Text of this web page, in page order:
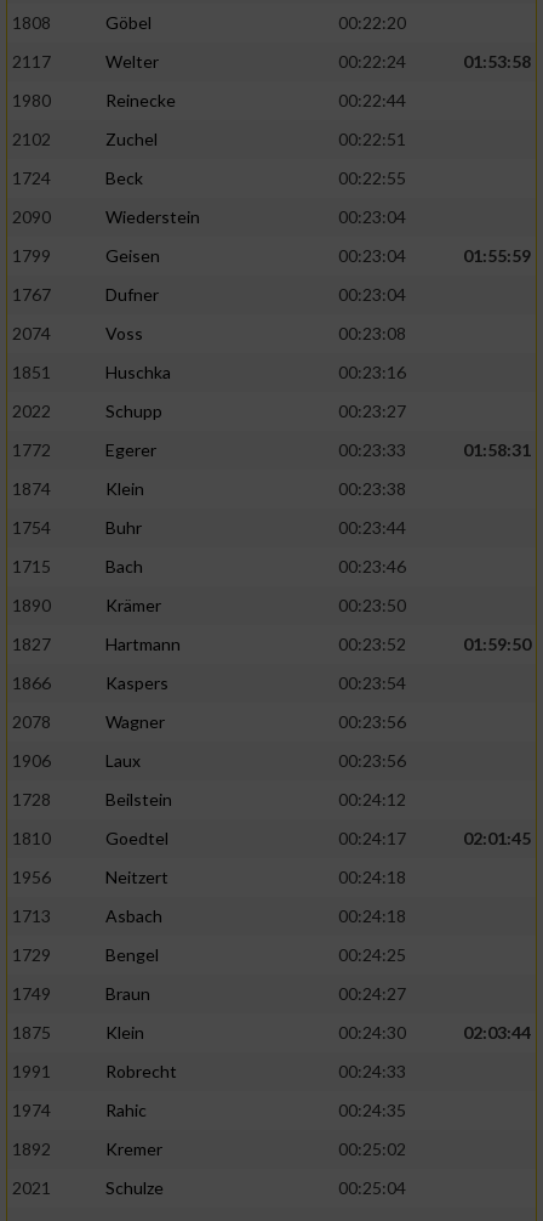
1808
Göbel
00:22:20
2117
Welter 00:22:24
01:53:58
1980
Reinecke
00:22:44
2102
Zuchel
00:22:51
1724
Beck
00:22:55
2090
Wiederstein
00:23:04
1799
Geisen 00:23:04
01:55:59
1767
Dufner
00:23:04
2074
Voss
00:23:08
1851
Huschka
00:23:16
2022
Schupp
00:23:27
1772
Egerer 00:23:33
01:58:31
1874
Klein
00:23:38
1754
Buhr
00:23:44
1715
Bach
00:23:46
1890
Krämer
00:23:50
1827
Hartmann 00:23:52
01:59:50
1866
Kaspers
00:23:54
2078
Wagner
00:23:56
1906
Laux
00:23:56
1728
Beilstein
00:24:12
1810
Goedtel 00:24:17
02:01:45
1956
Neitzert
00:24:18
1713
Asbach
00:24:18
1729
Bengel
00:24:25
1749
Braun
00:24:27
1875
Klein 00:24:30
02:03:44
1991
Robrecht
00:24:33
1974
Rahic
00:24:35
1892
Kremer
00:25:02
2021
Schulze
00:25:04